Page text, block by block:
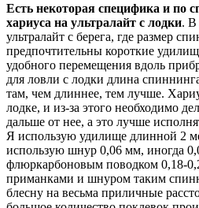
Есть некоторая специфика и по
хариуса на ультралайт с лодки. В
ультралайт с берега, где размер
предпочтительны короткие
удобного перемещения вдоль
для ловли с лодки длина
там, чем длиннее, тем лучше.
лодке, и из-за этого необходимо
дальше от нее, а это лучше
Я использую удилище длинной 2
использую шнур 0,06 мм, иногда
флюркарбоновым поводком 0,18-
приманками и шнуром таким
блесну на весьма приличные